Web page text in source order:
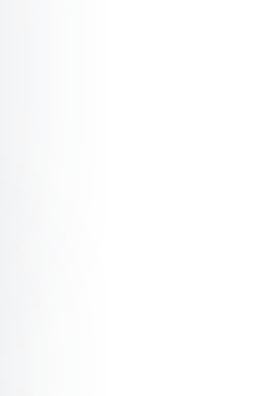
från Ukraina - vad flyr jag